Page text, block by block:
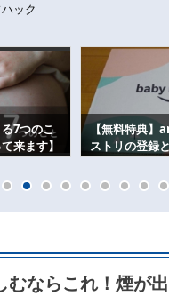
ック
7つのこ
来ます】
【無料特典
ストリの登録
むならこれ！煙が